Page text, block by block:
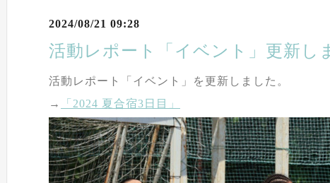
2024/08/21 09:28
活動レポート「イベント」更新し
活動レポート「イベント」を更新しました。
→
「2024 夏合宿3日目」